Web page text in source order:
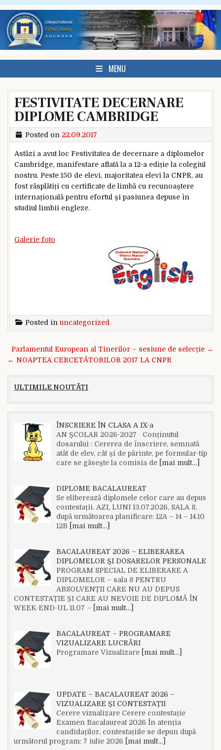
Skip to content
MENU
FESTIVITATE DECERNARE
DIPLOME CAMBRIDGE
Posted on 22.09.2017
Astăzi a avut loc Festivitatea de decernare a diplomelor
Cambridge, manifestare aflată la a 12-a ediție la colegiul
nostru. Peste 150 de elevi, majoritatea elevi la CNPR, au
fost răsplătiți cu certificate de limbă cu recunoaștere
internațională pentru efortul și pasiunea depuse în
studiul limbii engleze.
Galerie foto
Posted in uncategorized
Navigare în articole
Parlamentul European al Tinerilor – sesiune de selecție →
← NOAPTEA CERCETĂTORILOR 2017 LA CNPR
ULTIMILE NOUTĂȚI
ÎNSCRIERE ÎN CLASA A IX-a
AN ȘCOLAR 2026-2027 Conținutul
dosarului : Cererea de înscriere, semnată
atât de elev, cât și de părinte, pe formular-tip
care se găsește la comisia de
[mai mult…]
DIPLOME BACALAUREAT
Se eliberează diplomele celor care au depus
contestații. AZI, LUNI 13.07.2026, SALA 8,
după următoarea planificare: 12A – 14 – 14.10
12B
[mai mult…]
BACALAUREAT 2026 – ELIBERAREA
DIPLOMELOR ȘI DOSARELOR PERSONALE
PROGRAM SPECIAL DE ELIBERARE A
DIPLOMELOR – sala 8 PENTRU
ABSOLVENȚII CARE NU AU DEPUS
CONTESTAȚIE ȘI CARE AU NEVOIE DE DIPLOMĂ ÎN
WEEK-END-UL 11.07 –
[mai mult…]
BACALAUREAT – PROGRAMARE
VIZUALIZARE LUCRĂRI
Programare Vizualizare[mai mult…]
UPDATE – BACALAUREAT 2026 –
VIZUALIZARE ȘI CONTESTAȚII
Cerere vizualizare Cerere contestație
Examen Bacalaureat 2026 În atenția
candidaților, contestațiile se depun după
următorul program: 7 iulie 2026
[mai mult…]